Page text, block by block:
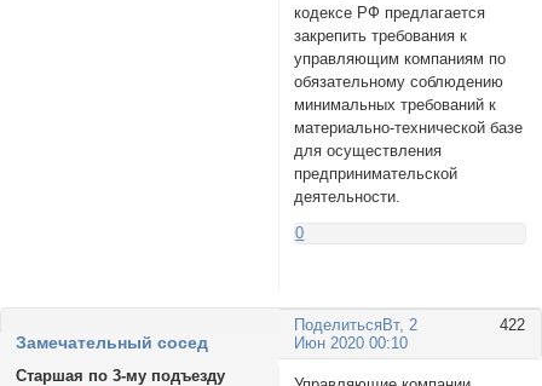
кодексе РФ предлагается
закрепить требования к
управляющим компаниям по
обязательному соблюдению
минимальных требований к
материально-технической базе
для осуществления
предпринимательской
деятельности.
0
Поделиться 422
Вт, 2
Июн 2020 00:10
Замечательный сосед
Старшая по 3-му подъезду